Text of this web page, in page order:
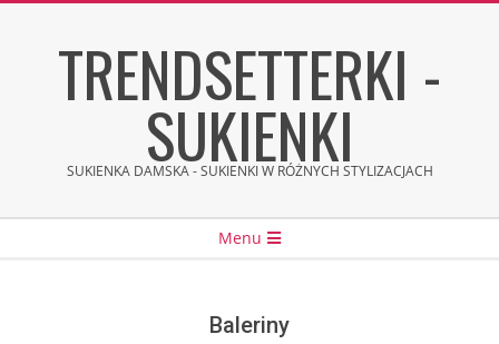
TRENDSETTERKI -
SUKIENKI
SUKIENKA DAMSKA - SUKIENKI W RÓŻNYCH STYLIZACJACH
Menu
Baleriny